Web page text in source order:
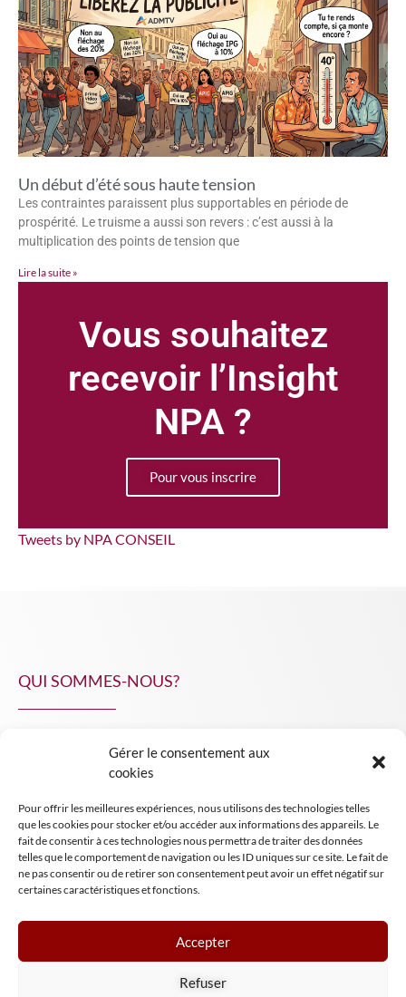
Gérer le consentement aux
cookies
Pour offrir les meilleures expériences, nous utilisons des technologies telles
que les cookies pour stocker et/ou accéder aux informations des appareils. Le
fait de consentir à ces technologies nous permettra de traiter des données
telles que le comportement de navigation ou les ID uniques sur ce site. Le fait de
ne pas consentir ou de retirer son consentement peut avoir un effet négatif sur
certaines caractéristiques et fonctions.
Accepter
Refuser
Un début d’été sous haute tension
Les contraintes paraissent plus supportables en période de
prospérité. Le truisme a aussi son revers : c’est aussi à la
multiplication des points de tension que
Lire la suite »
Vous souhaitez
recevoir l’Insight
NPA ?
Pour vous inscrire
Tweets by NPA CONSEIL
QUI SOMMES-NOUS?
INSIGHT NPA
Mentions légales